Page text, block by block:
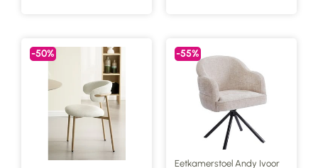
-50% -55%
Eetkamerstoel Andy Ivoor